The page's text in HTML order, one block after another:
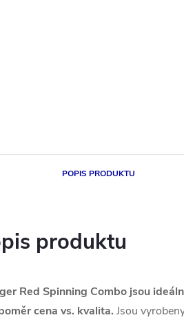
POPIS PRODUKTU
produktu
Red Spinning Combo jsou
cena vs. kvalita. Jsou